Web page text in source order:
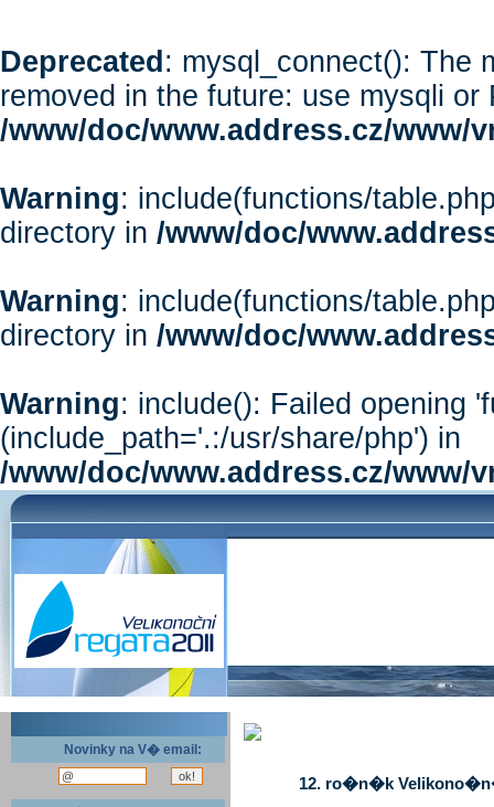
Deprecated : mysql_connect(): The
removed in the future: use mysqli or
/www/doc/www.address.cz/www/
Warning: include(functions/
directory in /www/doc/
Warning: include(functions/
directory in /www/doc/
Warning: include(): Failed opening
(include_path='.:/usr/share/php') in
/www/doc/www.address.cz/www/
Novinky na V� email:
12. ro�n�k